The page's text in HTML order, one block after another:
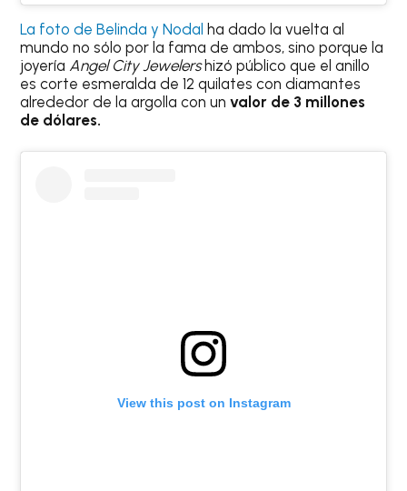
La foto de Belinda y Nodalha dado la vuelta al
mundo no sólo por la fama de ambos, sino porque la
joyería Angel City Jewelershizó público que el anillo
es corte esmeralda de 12 quilates con diamantes
alrededor de la argolla con unvalor de 3 millones
de dólares.
View this post on Instagram